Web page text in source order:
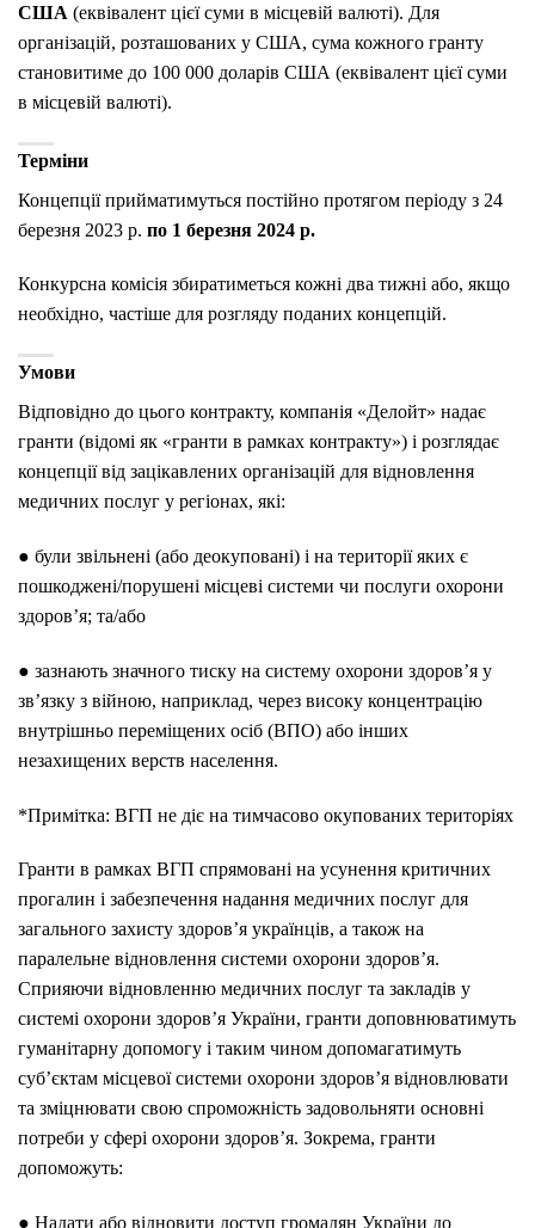
США (еквівалент цієї суми в місцевій валюті). Для
організацій, розташованих у США, сума кожного гранту
становитиме до 100 000 доларів США (еквівалент цієї суми
в місцевій валюті).
Терміни
Концепції прийматимуться постійно протягом періоду з 24
березня 2023 р. по 1 березня 2024 р.
Конкурсна комісія збиратиметься кожні два тижні або, якщо
необхідно, частіше для розгляду поданих концепцій.
Умови
Відповідно до цього контракту, компанія «Делойт» надає
гранти (відомі як «гранти в рамках контракту») і розглядає
концепції від зацікавлених організацій для відновлення
медичних послуг у регіонах, які:
● були звільнені (або деокуповані) і на території яких є
пошкоджені/порушені місцеві системи чи послуги охорони
здоров’я; та/або
● зазнають значного тиску на систему охорони здоров’я у
зв’язку з війною, наприклад, через високу концентрацію
внутрішньо переміщених осіб (ВПО) або інших
незахищених верств населення.
*Примітка: ВГП не діє на тимчасово окупованих територіях
Гранти в рамках ВГП спрямовані на усунення критичних
прогалин і забезпечення надання медичних послуг для
загального захисту здоров’я українців, а також на
паралельне відновлення системи охорони здоров’я.
Сприяючи відновленню медичних послуг та закладів у
системі охорони здоров’я України, гранти доповнюватимуть
гуманітарну допомогу і таким чином допомагатимуть
суб’єктам місцевої системи охорони здоров’я відновлювати
та зміцнювати свою спроможність задовольняти основні
потреби у сфері охорони здоров’я. Зокрема, гранти
допоможуть:
● Надати або відновити доступ громадян України до